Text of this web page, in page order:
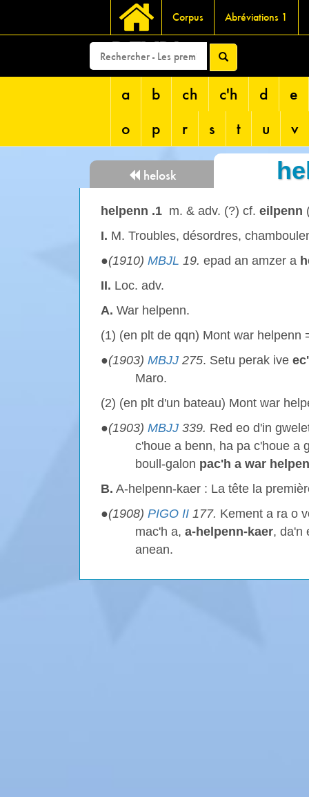
Corpus Abréviations 1
DEVRI
a b ch c'h d
e
o
p r s t u v
helosk
helpenn .1 m. & adv. (?) cf. eilpenn
I. M. Troubles, désordres,
●(1910) MBJL 19. epad an amzer a
II. Loc. adv.
A. War helpenn.
(1) (en plt de qqn) Mont war helpenn
●(1903) MBJJ 275. Setu perak ive
Maro.
(2) (en plt d'un bateau) Mont war
●(1903) MBJJ 339. Red eo d'in
c'houe a benn, ha pa c'houe a
boull-galon pac'h a war
B. A-helpenn-kaer : La tête la
●(1908) PIGO II 177. Kement a ra o
mac'h a, a-helpenn-kaer, da'n
anean.